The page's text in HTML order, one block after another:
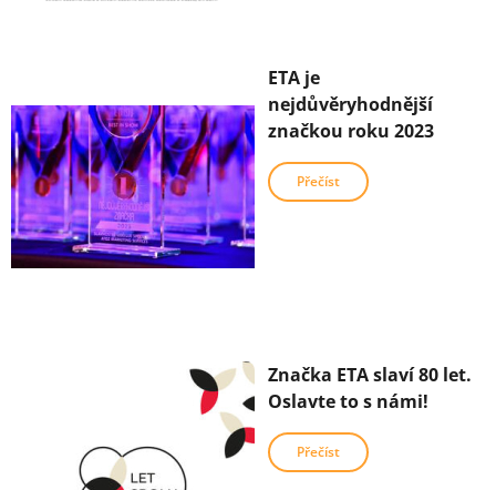
ETA je
nejdůvěryhodnější
značkou roku 2023
Přečíst
Značka ETA slaví 80 let.
Oslavte to s námi!
Přečíst